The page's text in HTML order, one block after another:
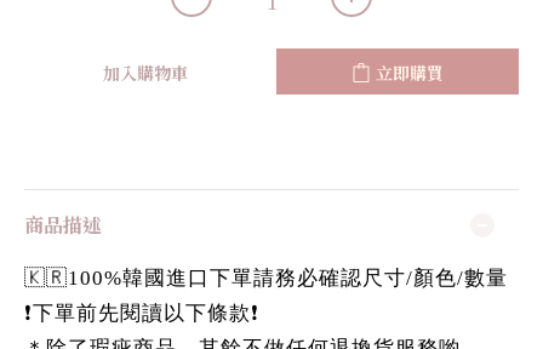
加入購物車 立即購買
商品描述
🇰🇷100%韓國進口下單請務必確認尺寸/顏色/數量
❗️下單前先閱讀以下條款❗️